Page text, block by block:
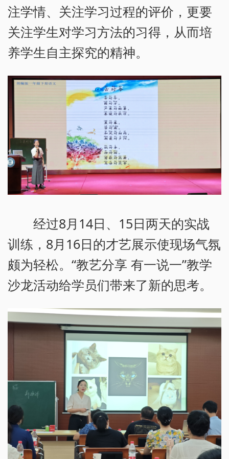
注学情、关注学习过程的评价，更要
关注学生对学习方法的习得，从而培
养学生自主探究的精神。
经过8月14日、15日两天的实战
训练，8月16日的才艺展示使现场气氛
颇为轻松。“教艺分享 有一说一”教学
沙龙活动给学员们带来了新的思考。